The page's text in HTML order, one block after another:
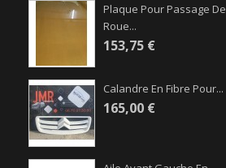
Plaque Pour Passage De
Roue...
153,75 €
Calandre En Fibre Pour...
165,00 €